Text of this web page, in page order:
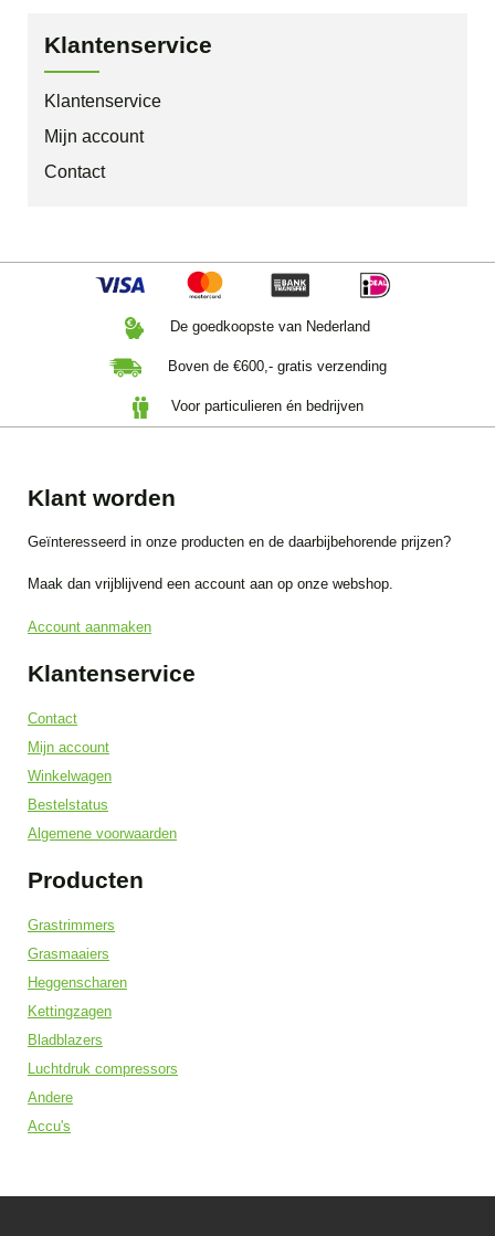
Klantenservice
Klantenservice
Mijn account
Contact
De goedkoopste van Nederland
Boven de €600,- gratis verzending
Voor particulieren én bedrijven
Klant worden
Geïnteresseerd in onze producten en de daarbijbehorende prijzen?
Maak dan vrijblijvend een account aan op onze webshop.
Account aanmaken
Klantenservice
Contact
Mijn account
Winkelwagen
Bestelstatus
Algemene voorwaarden
Producten
Grastrimmers
Grasmaaiers
Heggenscharen
Kettingzagen
Bladblazers
Luchtdruk compressors
Andere
Accu's